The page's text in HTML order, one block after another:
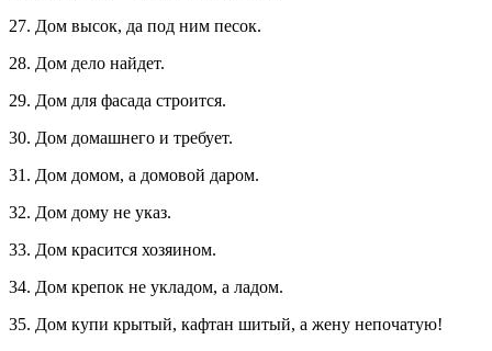
27. Дом высок, да под ним песок.
28. Дом дело найдет.
29. Дом для фасада строится.
30. Дом домашнего и требует.
31. Дом домом, а домовой даром.
32. Дом дому не указ.
33. Дом красится хозяином.
34. Дом крепок не укладом, а ладом.
35. Дом купи крытый, кафтан шитый, а жену непочатую!